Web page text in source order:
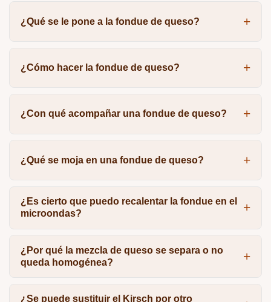
¿Qué se le pone a la fondue de queso?
¿Cómo hacer la fondue de queso?
¿Con qué acompañar una fondue de queso?
¿Qué se moja en una fondue de queso?
¿Es cierto que puedo recalentar la fondue en el
microondas?
¿Por qué la mezcla de queso se separa o no
queda homogénea?
¿Se puede sustituir el Kirsch por otro